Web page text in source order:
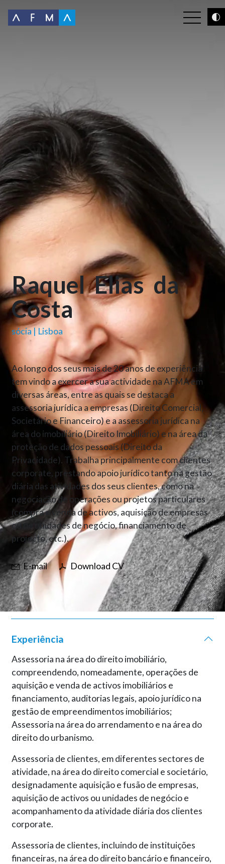
Raquel Elias da
Costa
sócia | Lisboa
Ao longo dos seus mais de 20 anos de experiência
tem vindo a exercer a sua actividade na AFMA em
diversas áreas, entre as quais se destaca a
assessoria jurídica a empresas (Direito Comercial,
Societário e Financeiro) e a assessoria jurídica na
área do imobiliário (Direito Imobiliário) e na área da
proteção de dados pessoais (Direito da
Privacidade). Trabalha principalmente com clientes
corporate, prestando apoio jurídico tanto na gestão
diária das atividades dos seus clientes, como na
negociação de operações ou projetos particulares
(compra e venda de activos, aquisição de empresas
ou de unidades de negócio, financiamento de
projecto, etc.).
E-mail Download CV
Experiência
Assessoria na área do direito imobiliário,
compreendendo, nomeadamente, operações de
aquisição e venda de activos imobiliários e
financiamento, auditorias legais, apoio jurídico na
gestão de empreendimentos imobiliários;
Assessoria na área do arrendamento e na área do
direito do urbanismo.
Assessoria de clientes, em diferentes sectores de
atividade, na área do direito comercial e societário,
designadamente aquisição e fusão de empresas,
aquisição de activos ou unidades de negócio e
acompanhamento da atividade diária dos clientes
corporate.
Assessoria de clientes, incluindo de instituições
financeiras, na área do direito bancário e financeiro,